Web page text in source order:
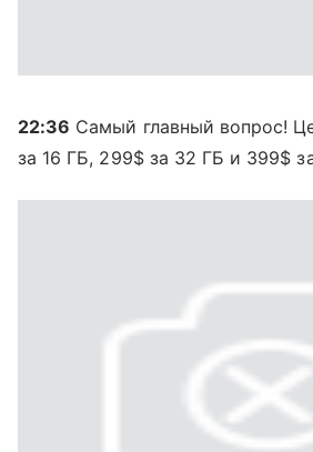
22:36 Самый главный вопрос!
за 16 ГБ, 299$ за 32 ГБ и 399$